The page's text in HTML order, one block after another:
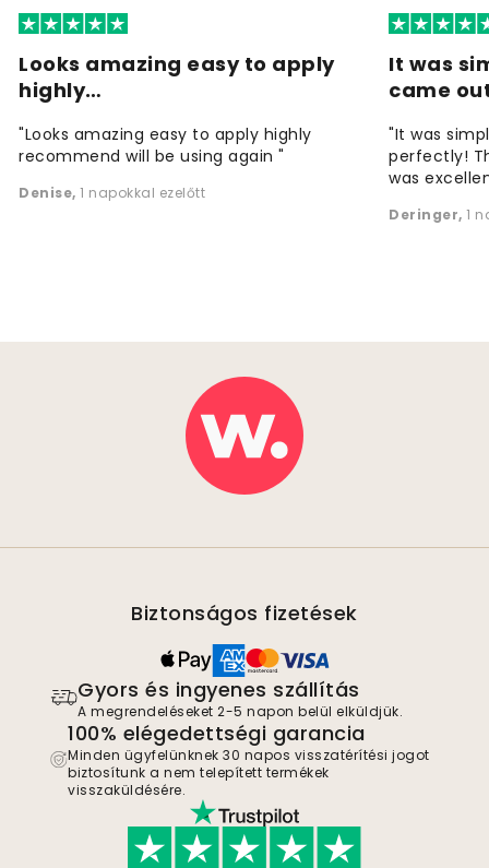
Looks amazing easy to apply
highly…
"Looks amazing easy to apply highly
recommend will be using again "
Denise, 1 napokkal ezelőtt
It was
came
"It was
perfectly!
was
Deringer, 1
Biztonságos fizetések
Gyors és ingyenes szállítás
A megrendeléseket 2-5 napon belül elküldjük.
100% elégedettségi garancia
Minden ügyfelünknek 30 napos visszatérítési jogot
biztosítunk a nem telepített termékek
visszaküldésére.